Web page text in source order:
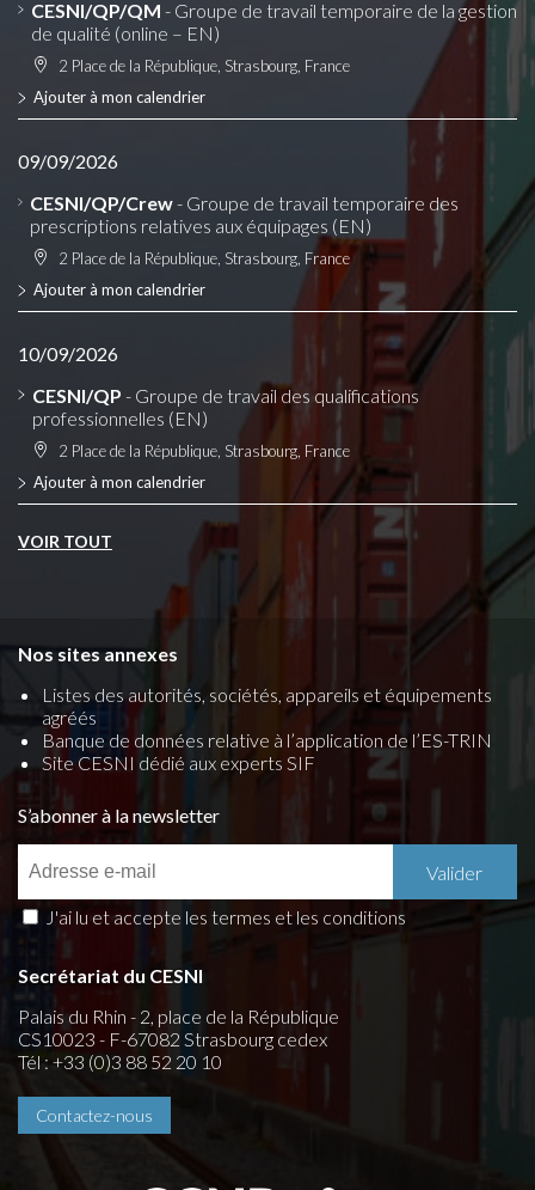
CESNI/QP/QM - Groupe de travail temporaire de la gestion
de qualité (online – EN)
2 Place de la République, Strasbourg, France
Ajouter à mon calendrier
09/09/2026
CESNI/QP/Crew- Groupe de travail temporaire des
prescriptions relatives aux équipages (EN)
2 Place de la République, Strasbourg, France
Ajouter à mon calendrier
10/09/2026
CESNI/QP - Groupe de travail des qualifications
professionnelles (EN)
2 Place de la République, Strasbourg, France
Ajouter à mon calendrier
VOIR TOUT
Nos sites annexes
Listes des autorités, sociétés, appareils et équipements
agréés
Banque de données relative à l’application de l’ES-TRIN
Site CESNI dédié aux experts SIF
S’abonner à la newsletter
J'ai lu et accepte les termes et les conditions
Secrétariat du CESNI
Palais du Rhin - 2, place de la République
CS10023 - F-67082 Strasbourg cedex
Tél : +33 (0)3 88 52 20 10
Contactez-nous